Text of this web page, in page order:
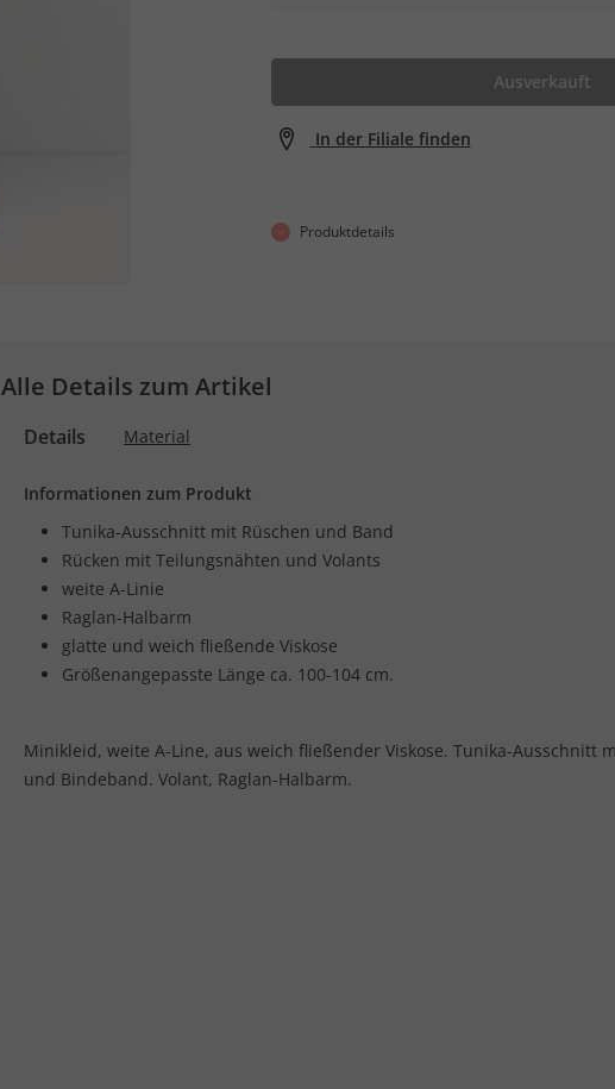
Ausverkauft
In der Filiale finden
Produktdetails
Alle Details zum Artikel
Details Material
Informationen zum Produkt
Tunika-Ausschnitt mit Rüschen und Band
Rücken mit Teilungsnähten und Volants
weite A-Linie
Raglan-Halbarm
glatte und weich fließende Viskose
Größenangepasste Länge ca. 100-104 cm.
Minikleid, weite A-Line, aus weich fließender Viskose. Tunika-Ausschnitt
und Bindeband. Volant, Raglan-Halbarm.